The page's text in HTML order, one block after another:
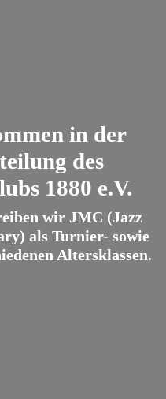
in der
des
1880 e.V.
wir JMC (Jazz
als Turnier- sowie
Altersklassen.